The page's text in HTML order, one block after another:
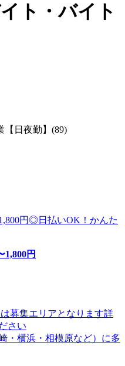
ト・バイト
日夜勤】(89)
円◎日払いOK！かんた
1,800円
募集エリアとなります詳
さい
・横浜・相模原など）に多